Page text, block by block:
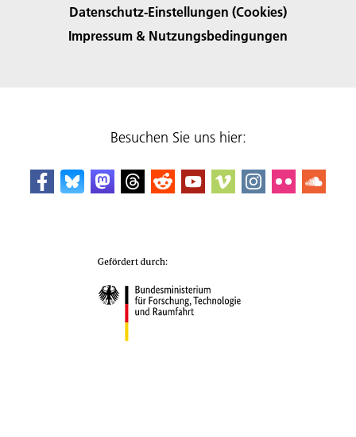
Datenschutz-Einstellungen (Cookies)
Impressum & Nutzungsbedingungen
Besuchen Sie uns hier: